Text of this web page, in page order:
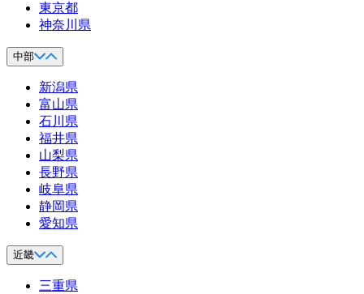
東京都
神奈川県
中部
新潟県
富山県
石川県
福井県
山梨県
長野県
岐阜県
静岡県
愛知県
近畿
三重県